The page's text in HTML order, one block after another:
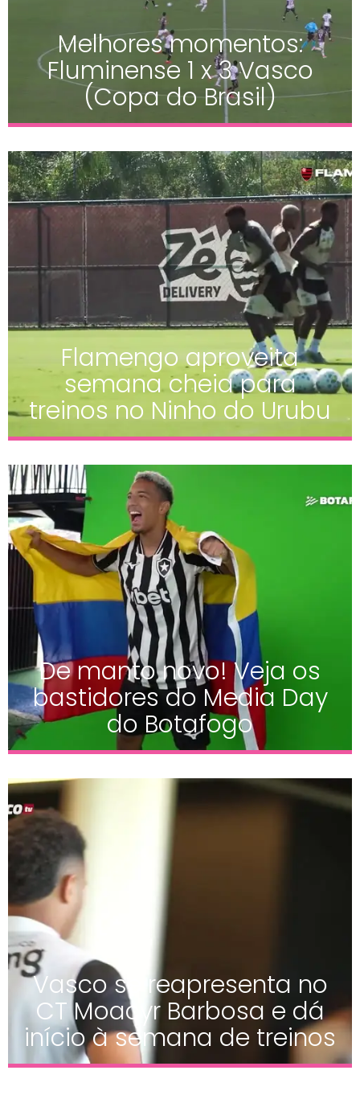
Melhores momentos:
Fluminense 1 x 3 Vasco
(Copa do Brasil)
Flamengo aproveita
semana cheia para
treinos no Ninho do Urubu
De manto novo! Veja os
bastidores do Media Day
do Botafogo
Vasco se reapresenta no
CT Moacyr Barbosa e dá
início à semana de treinos